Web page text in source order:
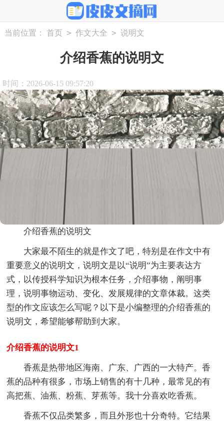
当前位置： 首页 > 作文大全 > 说明文
介绍香蕉的说明文
时间：2026-06-15 09:57:20
介绍香蕉的说明文
大家最不陌生的就是作文了吧，特别是在作文中有
重要意义的说明文，说明文是以“说明”为主要表达方
式，以传授科学知识为根本任务，介绍事物，阐明事
理，说明事物运动、变化、发展规律的文章体裁。这类
型的作文应该怎么写呢？以下是小编整理的介绍香蕉的
说明文，希望能够帮助到大家。
介绍香蕉的说明文1
香蕉是热带地区海南、广东、广西的一大特产。香
蕉的品种有很多，市场上销售的有十几种，最常见的有
高把蕉、油蕉、粉蕉、芽蕉等。我十分喜欢吃香蕉。
香蕉不仅品类繁多，而且外形也十分奇特。它结果